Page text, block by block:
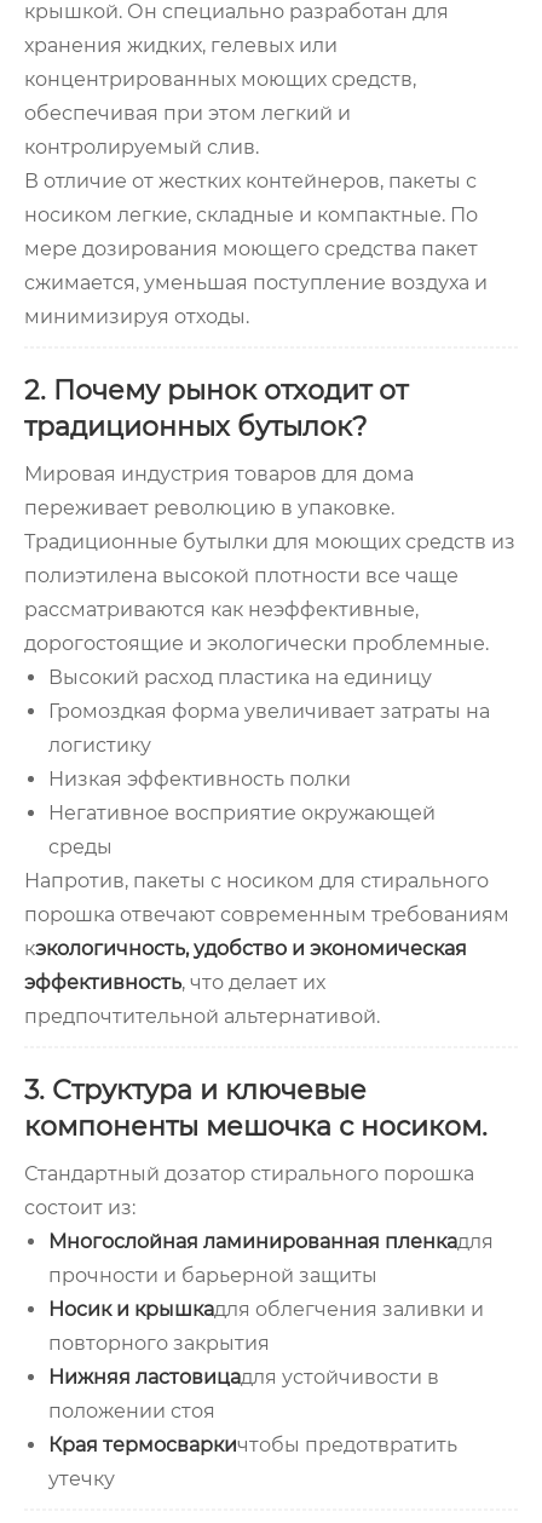
крышкой. Он специально разработан для
хранения жидких, гелевых или
концентрированных моющих средств,
обеспечивая при этом легкий и
контролируемый слив.
В отличие от жестких контейнеров, пакеты с
носиком легкие, складные и компактные. По
мере дозирования моющего средства пакет
сжимается, уменьшая поступление воздуха и
минимизируя отходы.
2. Почему рынок отходит от
традиционных бутылок?
Мировая индустрия товаров для дома
переживает революцию в упаковке.
Традиционные бутылки для моющих средств из
полиэтилена высокой плотности все чаще
рассматриваются как неэффективные,
дорогостоящие и экологически проблемные.
Высокий расход пластика на единицу
Громоздкая форма увеличивает затраты на
логистику
Низкая эффективность полки
Негативное восприятие окружающей
среды
Напротив, пакеты с носиком для стирального
порошка отвечают современным требованиям
кэкологичность, удобство и экономическая
эффективность, что делает их
предпочтительной альтернативой.
3. Структура и ключевые
компоненты мешочка с носиком.
Стандартный дозатор стирального порошка
состоит из:
Многослойная ламинированная пленкадля
прочности и барьерной защиты
Носик и крышкадля облегчения заливки и
повторного закрытия
Нижняя ластовицадля устойчивости в
положении стоя
Края термосваркичтобы предотвратить
утечку